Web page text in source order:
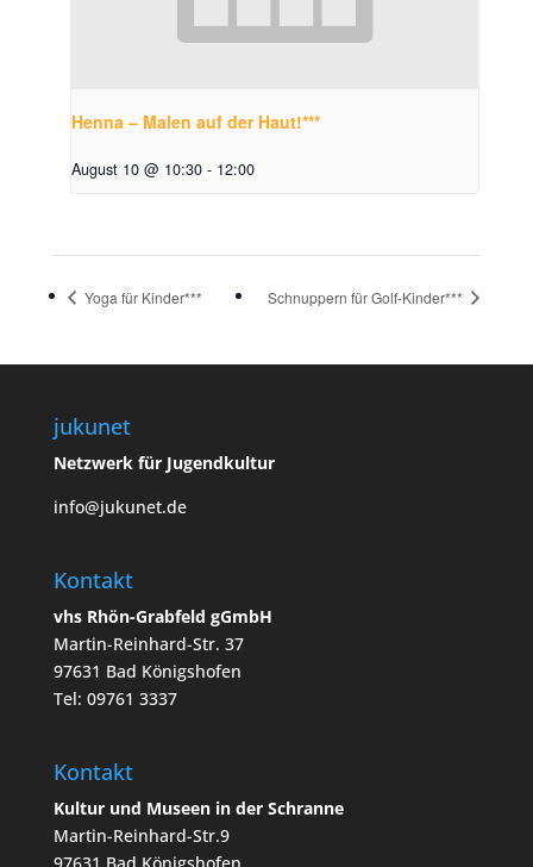
Henna – Malen auf der Haut!***
August 10 @ 10:30 - 12:00
Yoga für Kinder*** Schnuppern für Golf-Kinder***
jukunet
Netzwerk für Jugendkultur
info@jukunet.de
Kontakt
vhs Rhön-Grabfeld gGmbH
Martin-Reinhard-Str. 37
97631 Bad Königshofen
Tel: 09761 3337
Kontakt
Kultur und Museen in der Schranne
Martin-Reinhard-Str.9